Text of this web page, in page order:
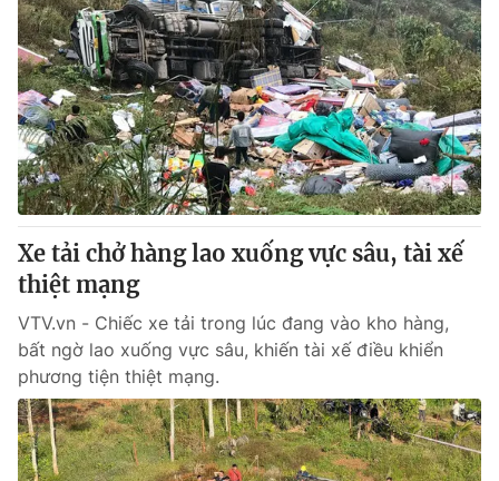
Xe tải chở hàng lao xuống vực sâu, tài xế
thiệt mạng
VTV.vn - Chiếc xe tải trong lúc đang vào kho hàng,
bất ngờ lao xuống vực sâu, khiến tài xế điều khiển
phương tiện thiệt mạng.